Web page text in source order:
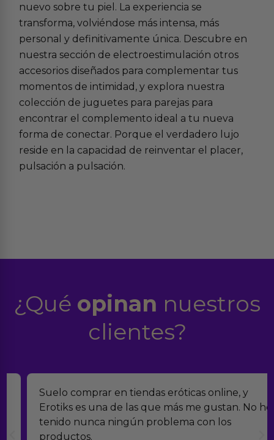
nuevo sobre tu piel. La experiencia se
transforma, volviéndose más intensa, más
personal y definitivamente única. Descubre en
nuestra sección de electroestimulación otros
accesorios diseñados para complementar tus
momentos de intimidad, y explora nuestra
colección de juguetes para parejas para
encontrar el complemento ideal a tu nueva
forma de conectar. Porque el verdadero lujo
reside en la capacidad de reinventar el placer,
pulsación a pulsación.
¿Qué opinan nuestros
clientes?
Suelo comprar en tiendas eróticas online, y
Erotiks es una de las que más me gustan. No he
tenido nunca ningún problema con los
productos.